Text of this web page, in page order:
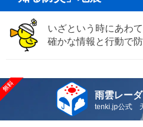
いざという時にあわ
確かな情報と行動で
雨雲レー
tenki.jp公式